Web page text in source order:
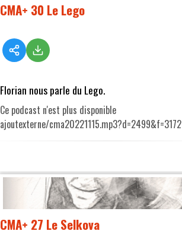
CMA+ 30 Le Lego
Florian nous parle du Lego.
Ce podcast n'est plus disponible
ajoutexterne/cma20221115.mp3?d=2499&f=3172
CMA+ 27 Le Selkova